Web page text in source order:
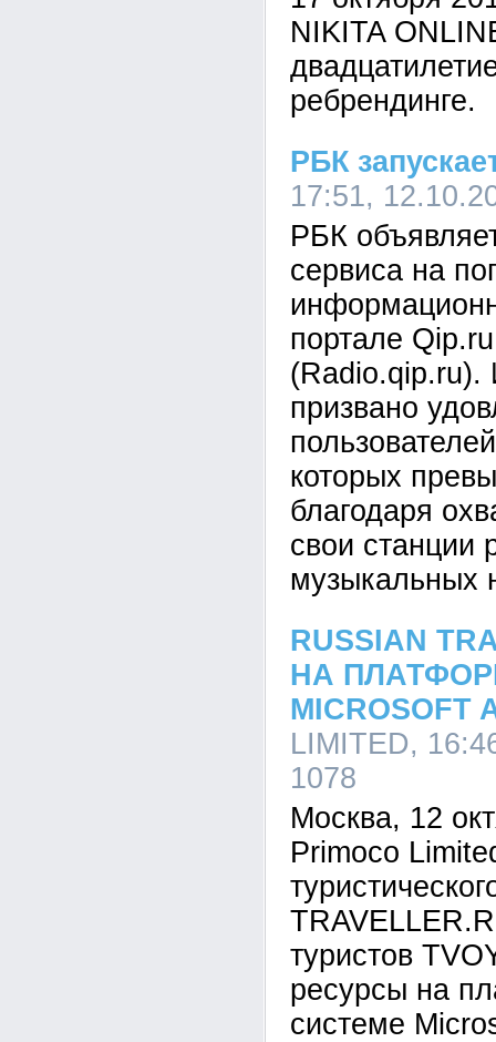
NIKITA
ребрендинге.
РБК
17:51,
РБК
сервиса на
портале
(Radio.qip.ru).
призвано
которых
благодаря
свои станции
музыкальных
RUSSIAN
НА
MICROSOFT
LIMITED,
1078
Москва, 12
Primoco
туристов
ресурсы на
системе